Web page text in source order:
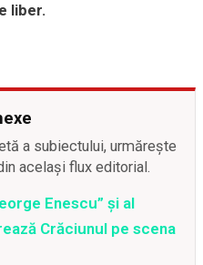
liber.
a subiectului, urmărește
același flux editorial.
Enescu” şi al
Crăciunul pe scena